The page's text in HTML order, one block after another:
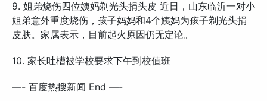
9. 姐弟烧伤四位姨妈剃光头捐头皮 近日，山东临沂一对小
姐弟意外重度烧伤，孩子妈妈和4个姨妈为孩子剃光头捐
皮肤。家属表示，目前起火原因仍无定论。
10. 家长吐槽被学校要求下午到校值班
—- 百度热搜新闻 End —-